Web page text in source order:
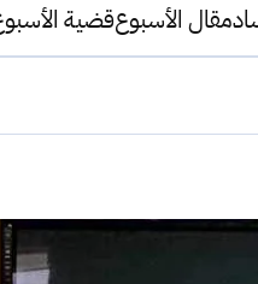
مقال الأسبوعقضية